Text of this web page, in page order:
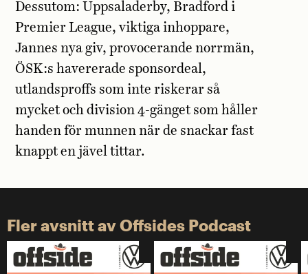
Dessutom: Uppsaladerby, Bradford i
Premier League, viktiga inhoppare,
Jannes nya giv, provocerande norrmän,
ÖSK:s havererade sponsordeal,
utlandsproffs som inte riskerar så
mycket och division 4-gänget som håller
handen för munnen när de snackar fast
knappt en jävel tittar.
Fler avsnitt av Offsides Podcast